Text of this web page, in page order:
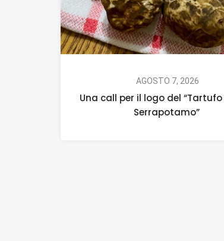
AGOSTO 7, 2026
Una call per il logo del
Serrapotamo”